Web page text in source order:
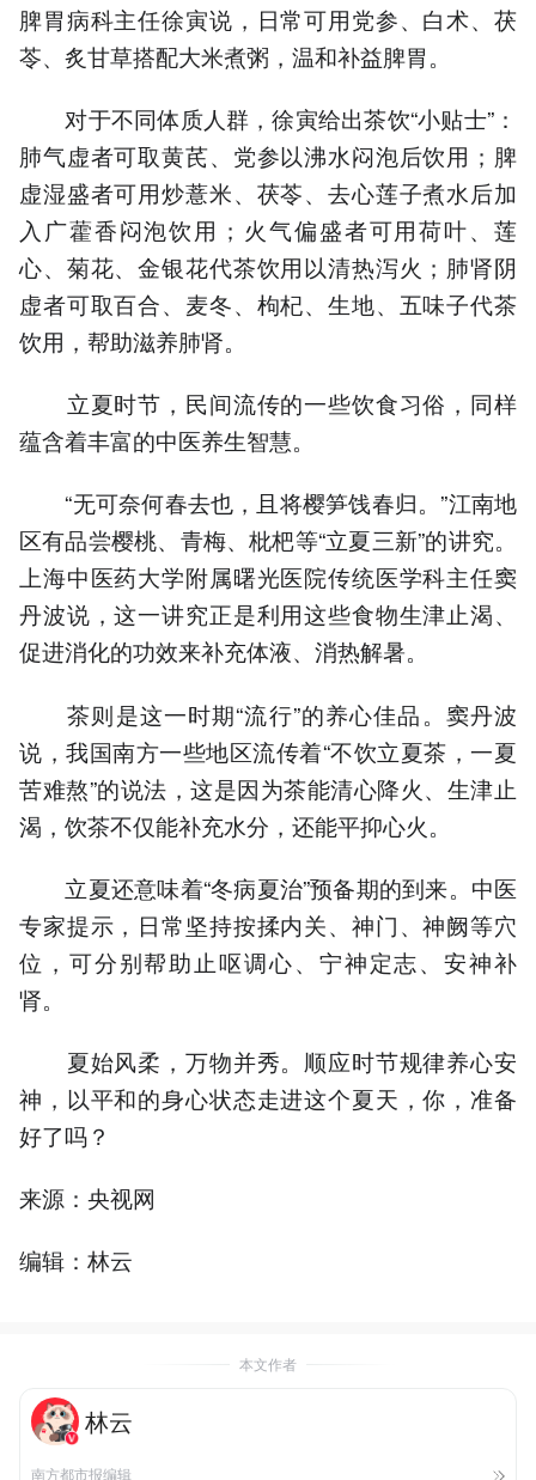
脾胃病科主任徐寅说，日常可用党参、白术、茯
苓、炙甘草搭配大米煮粥，温和补益脾胃。
对于不同体质人群，徐寅给出茶饮“小贴士”：
肺气虚者可取黄芪、党参以沸水闷泡后饮用；脾
虚湿盛者可用炒薏米、茯苓、去心莲子煮水后加
入广藿香闷泡饮用；火气偏盛者可用荷叶、莲
心、菊花、金银花代茶饮用以清热泻火；肺肾阴
虚者可取百合、麦冬、枸杞、生地、五味子代茶
饮用，帮助滋养肺肾。
立夏时节，民间流传的一些饮食习俗，同样
蕴含着丰富的中医养生智慧。
“无可奈何春去也，且将樱笋饯春归。”江南地
区有品尝樱桃、青梅、枇杷等“立夏三新”的讲究。
上海中医药大学附属曙光医院传统医学科主任窦
丹波说，这一讲究正是利用这些食物生津止渴、
促进消化的功效来补充体液、消热解暑。
茶则是这一时期“流行”的养心佳品。窦丹波
说，我国南方一些地区流传着“不饮立夏茶，一夏
苦难熬”的说法，这是因为茶能清心降火、生津止
渴，饮茶不仅能补充水分，还能平抑心火。
立夏还意味着“冬病夏治”预备期的到来。中医
专家提示，日常坚持按揉内关、神门、神阙等穴
位，可分别帮助止呕调心、宁神定志、安神补
肾。
夏始风柔，万物并秀。顺应时节规律养心安
神，以平和的身心状态走进这个夏天，你，准备
好了吗？
来源：央视网
编辑：林云
本文作者
林云
南方都市报编辑